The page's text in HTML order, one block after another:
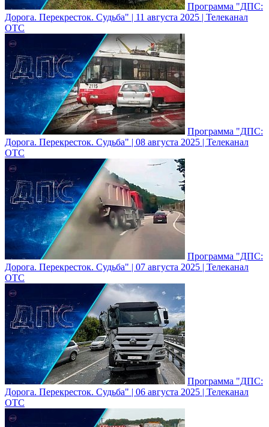
Программа "ДПС:
Дорога. Перекресток. Судьба" | 11 августа 2025 | Телеканал
ОТС
Программа "ДПС:
Дорога. Перекресток. Судьба" | 08 августа 2025 | Телеканал
ОТС
Программа "ДПС:
Дорога. Перекресток. Судьба" | 07 августа 2025 | Телеканал
ОТС
Программа "ДПС:
Дорога. Перекресток. Судьба" | 06 августа 2025 | Телеканал
ОТС